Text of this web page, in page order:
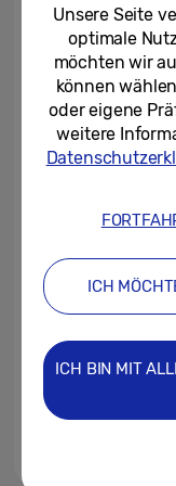
Unsere Seite
optimale
möchten wir
können
oder eigene
weitere
ICH
ICH BIN MIT